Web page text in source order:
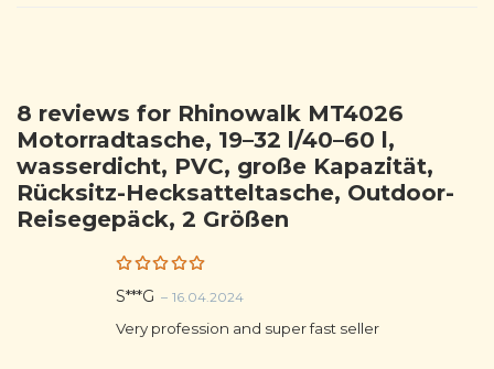
8 reviews for Rhinowalk MT4026
Motorradtasche, 19–32 l/40–60 l,
wasserdicht, PVC, große Kapazität,
Rücksitz-Hecksatteltasche, Outdoor-
Reisegepäck, 2 Größen
Rated5
S***G – 16.04.2024
Very profession and super fast seller